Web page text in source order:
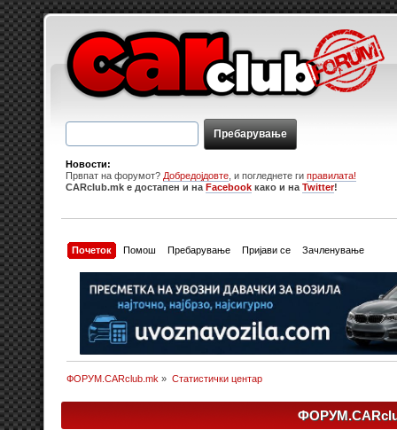
Новости:
Првпат на форумот? Добредојдовте , и погледнете ги правилата!
CARclub.mk е достапен и на Facebook како и на Twitter!
Почеток Помош Пребарување Пријави се Зачленување
ФОРУМ.CARclub.mk » Статистички центар